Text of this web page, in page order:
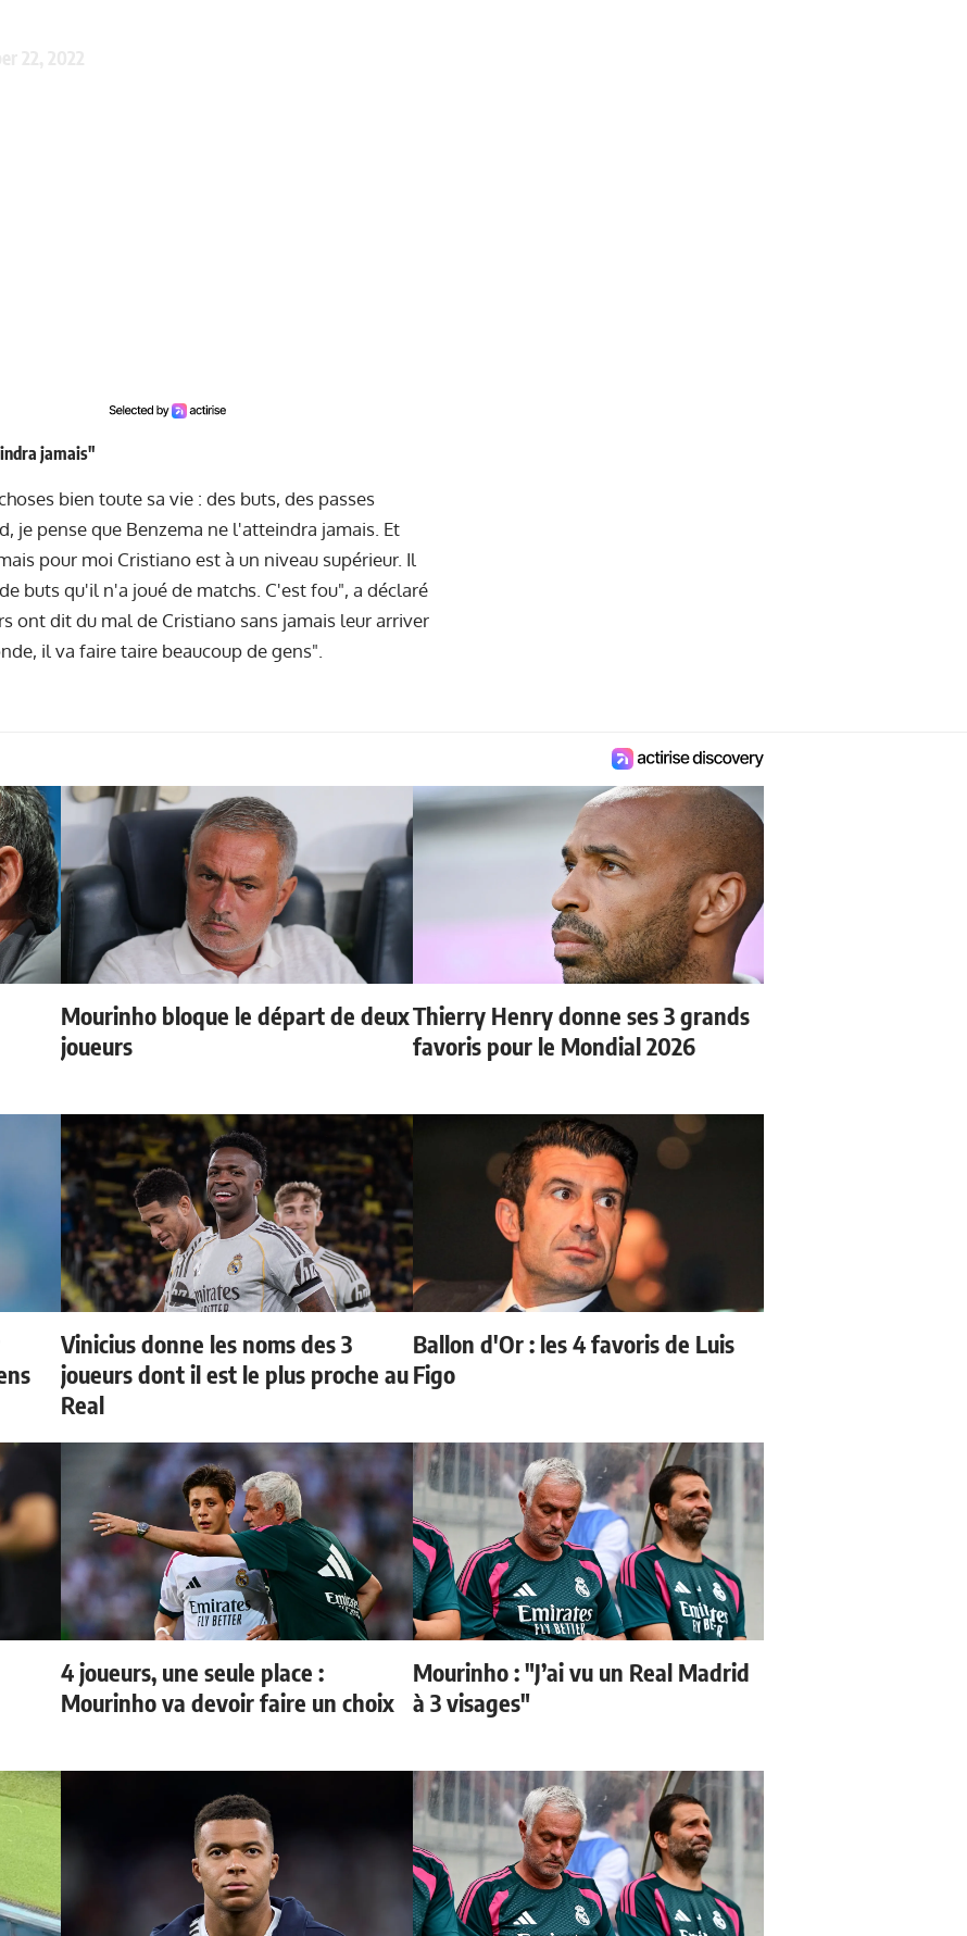
jamais"
bien toute sa vie : des buts, des passes
je pense que Benzema ne l'atteindra jamais. Et
pour moi Cristiano est à un niveau supérieur. Il
buts qu'il n'a joué de matchs. C'est fou", a déclaré
ont dit du mal de Cristiano sans jamais leur arriver
il va faire taire beaucoup de gens".
Mourinho bloque le départ de deux
joueurs
Thierry Henry donne ses 3 grands
favoris pour le Mondial 2026
Vinicius donne les noms des 3
joueurs dont il est le plus proche au
Real
Ballon d'Or : les 4 favoris de Luis
Figo
4 joueurs, une seule place :
Mourinho va devoir faire un choix
Mourinho : "J’ai vu un Real Madrid
à 3 visages"